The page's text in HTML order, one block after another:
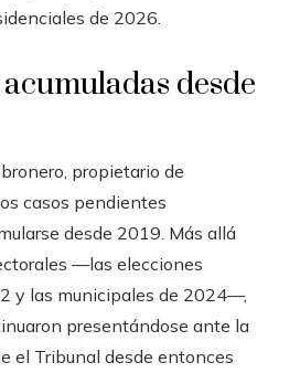
de 2026.
desde
propietario de
casos pendientes
desde 2019. Más allá
—las elecciones
y las municipales de 2024—,
presentándose ante la
el Tribunal desde entonces